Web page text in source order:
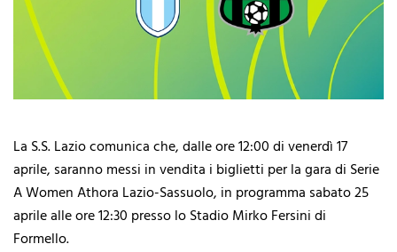
La S.S. Lazio comunica che, dalle ore 12:00 di venerdì 17
aprile, saranno messi in vendita i biglietti per la gara di Serie
A Women Athora Lazio-Sassuolo, in programma sabato 25
aprile alle ore 12:30 presso lo Stadio Mirko Fersini di
Formello.